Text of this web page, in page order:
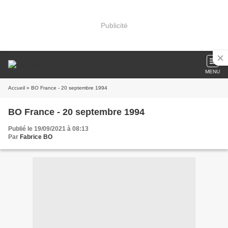
Publicité
MENU
Accueil » BO France - 20 septembre 1994
BO France - 20 septembre 1994
Publié le 19/09/2021 à 08:13
Par Fabrice BO